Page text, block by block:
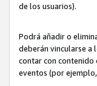
de los usuarios).
Podrá añadir o
deberán vincularse a
contar con contenido
eventos (por